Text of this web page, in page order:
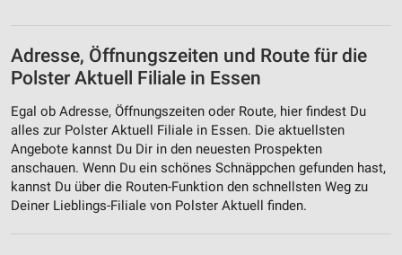
Adresse, Öffnungszeiten und Route für die
Polster Aktuell Filiale in Essen
Egal ob Adresse, Öffnungszeiten oder Route, hier findest Du
alles zur Polster Aktuell Filiale in Essen. Die aktuellsten
Angebote kannst Du Dir in den neuesten Prospekten
anschauen. Wenn Du ein schönes Schnäppchen gefunden hast,
kannst Du über die Routen-Funktion den schnellsten Weg zu
Deiner Lieblings-Filiale von Polster Aktuell finden.